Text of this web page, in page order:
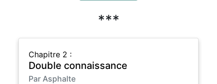
***
Chapitre 2 :
Double connaissance
Par Asphalte